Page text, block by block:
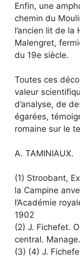
Enfin, une
chemin du
l’ancien lit de
Malengret,
du 19e siècle.
Toutes ces
valeur
d’analyse, de
égarées,
romaine sur le
A. TAMINIAUX.
(1) Stroobant,
la Campine
l’Académie
1902
(2) J. Fichefet.
central.
(3) (4) J.